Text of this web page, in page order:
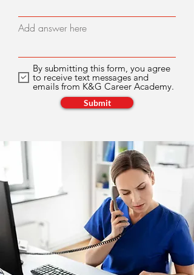
Add answer here
By submitting this form, you agree
to receive text messages and
emails from K&G Career Academy.
Submit